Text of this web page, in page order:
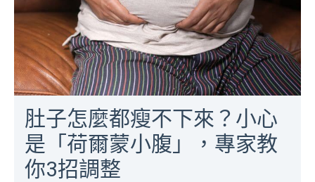
肚子怎麼都瘦不下來？小心
是「荷爾蒙小腹」，專家教
你3招調整